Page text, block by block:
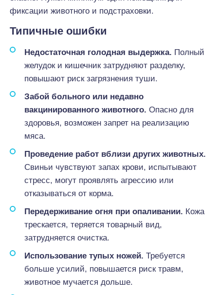
фиксации животного и подстраховки.
Типичные ошибки
Недостаточная голодная выдержка. Полный
желудок и кишечник затрудняют разделку,
повышают риск загрязнения туши.
Забой больного или недавно
вакцинированного животного. Опасно для
здоровья, возможен запрет на реализацию
мяса.
Проведение работ вблизи других животных.
Свиньи чувствуют запах крови, испытывают
стресс, могут проявлять агрессию или
отказываться от корма.
Передерживание огня при опаливании. Кожа
трескается, теряется товарный вид,
затрудняется очистка.
Использование тупых ножей. Требуется
больше усилий, повышается риск травм,
животное мучается дольше.